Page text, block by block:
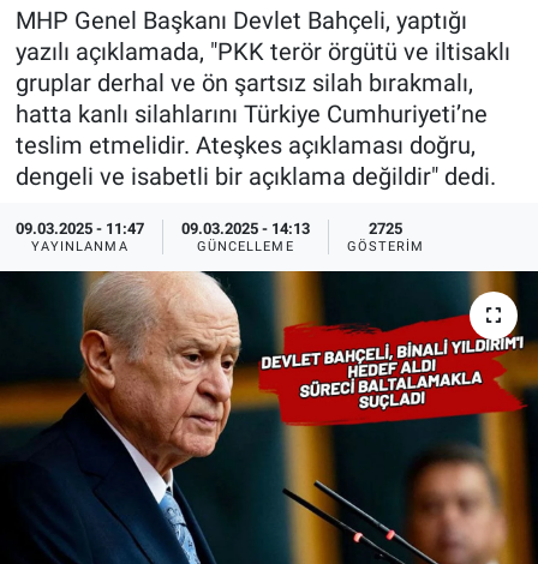
MHP Genel Başkanı Devlet Bahçeli, yaptığı
yazılı açıklamada, "PKK terör örgütü ve iltisaklı
gruplar derhal ve ön şartsız silah bırakmalı,
hatta kanlı silahlarını Türkiye Cumhuriyeti’ne
teslim etmelidir. Ateşkes açıklaması doğru,
dengeli ve isabetli bir açıklama değildir" dedi.
09.03.2025 - 11:47
YAYINLANMA
09.03.2025 - 14:13
GÜNCELLEME
2725
GÖSTERIM
Dünya
Ege Saati
Ege'den Esintiler
Eğitim
Eğlence
Ekonomi
Forum
Gerçeğin İzinde
Gün Başlıyor
Spor
Yayın Akışı
İletişim
Son Dakika Haberleri
Haber Arşivi